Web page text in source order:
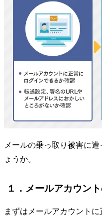
メールの乗っ取り被害に
ょうか。
１．メールアカウン
まずはメールアカウント